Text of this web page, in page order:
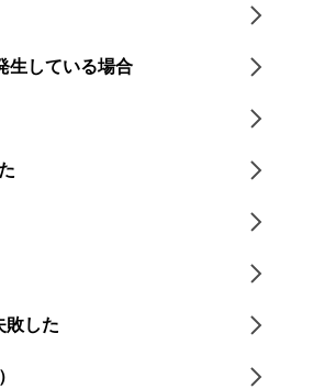
生している場合
敗した